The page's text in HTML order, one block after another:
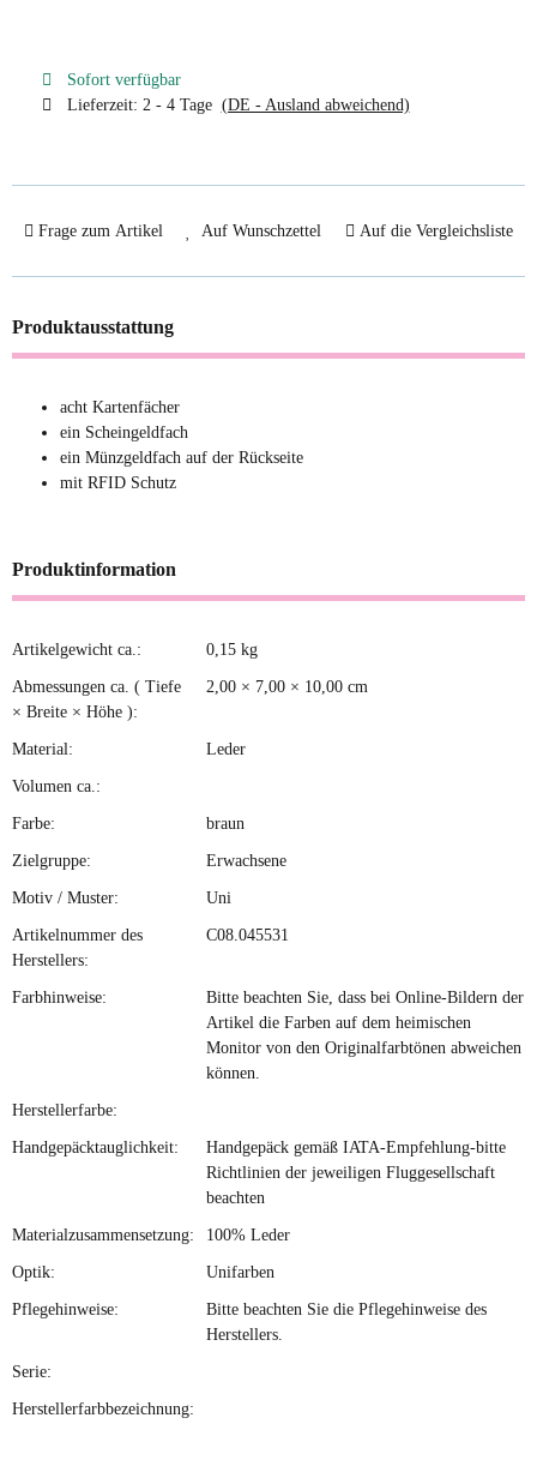
Sofort verfügbar
Lieferzeit: 2 - 4 Tage (DE - Ausland abweichend)
Frage zum Artikel Auf Wunschzettel Auf die Vergleichsliste
Produktausstattung
acht Kartenfächer
ein Scheingeldfach
ein Münzgeldfach auf der Rückseite
mit RFID Schutz
Produktinformation
Produkteigenschaft
Wert
Artikelgewicht ca.: 0,15 kg
Abmessungen ca. ( Tiefe
× Breite × Höhe ):
2,00 × 7,00 × 10,00 cm
Material: Leder
Volumen ca.:
Farbe: braun
Zielgruppe: Erwachsene
Motiv / Muster: Uni
Artikelnummer des
Herstellers:
C08.045531
Farbhinweise:
Bitte beachten Sie, dass bei Online-Bildern der
Artikel die Farben auf dem heimischen
Monitor von den Originalfarbtönen abweichen
können.
Herstellerfarbe:
Handgepäcktauglichkeit:
Handgepäck gemäß IATA-Empfehlung-bitte
Richtlinien der jeweiligen Fluggesellschaft
beachten
Materialzusammensetzung: 100% Leder
Optik: Unifarben
Pflegehinweise:
Bitte beachten Sie die Pflegehinweise des
Herstellers.
Serie:
Herstellerfarbbezeichnung: